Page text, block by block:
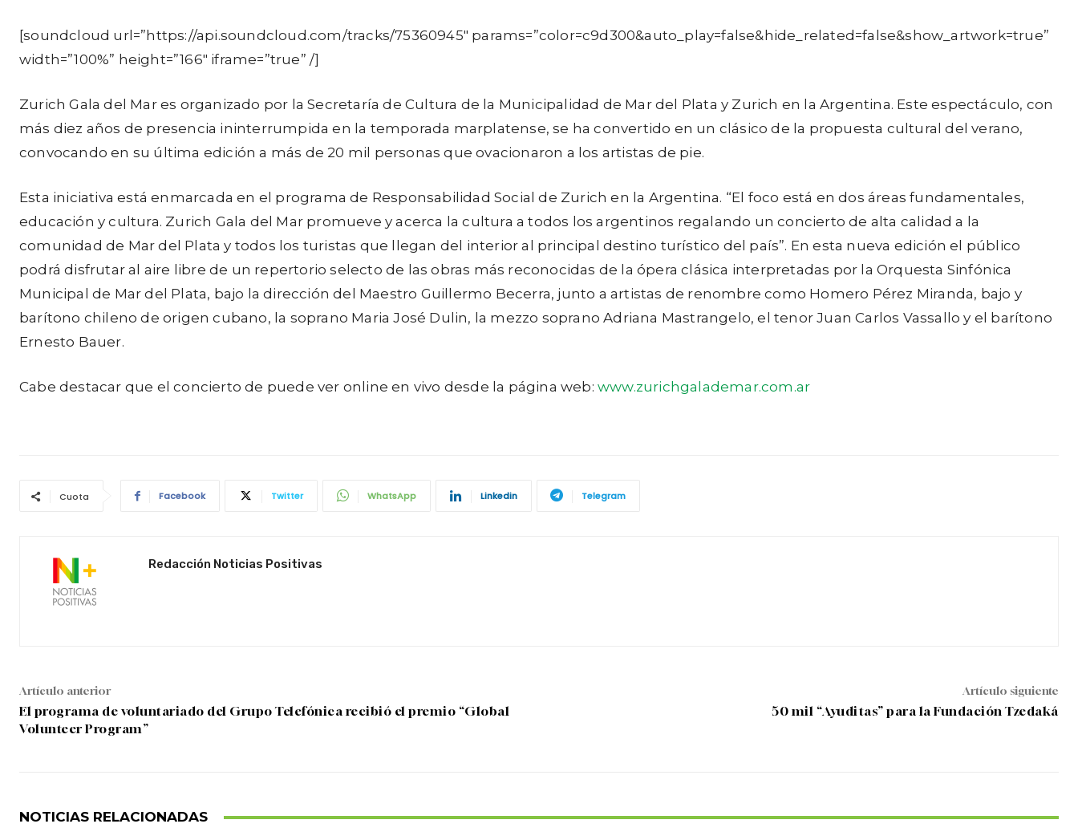
[soundcloud url=”https://api.soundcloud.com/tracks/75360945″ params=”color=c9d300&auto_play=false&hide_related=false&show_artwork=true”
width=”100%” height=”166″ iframe=”true” /]
Zurich Gala del Mar es organizado por la Secretaría de Cultura de la Municipalidad de Mar del Plata y Zurich en la Argentina. Este espectáculo, con
más diez años de presencia ininterrumpida en la temporada marplatense, se ha convertido en un clásico de la propuesta cultural del verano,
convocando en su última edición a más de 20 mil personas que ovacionaron a los artistas de pie.
Esta iniciativa está enmarcada en el programa de Responsabilidad Social de Zurich en la Argentina. “El foco está en dos áreas fundamentales,
educación y cultura. Zurich Gala del Mar promueve y acerca la cultura a todos los argentinos regalando un concierto de alta calidad a la
comunidad de Mar del Plata y todos los turistas que llegan del interior al principal destino turístico del país”. En esta nueva edición el público
podrá disfrutar al aire libre de un repertorio selecto de las obras más reconocidas de la ópera clásica interpretadas por la Orquesta Sinfónica
Municipal de Mar del Plata, bajo la dirección del Maestro Guillermo Becerra, junto a artistas de renombre como Homero Pérez Miranda, bajo y
barítono chileno de origen cubano, la soprano Maria José Dulin, la mezzo soprano Adriana Mastrangelo, el tenor Juan Carlos Vassallo y el barítono
Ernesto Bauer.
Cabe destacar que el concierto de puede ver online en vivo desde la página web:www.zurichgalademar.com.ar
Cuota Facebook Twitter WhatsApp Linkedin Telegram
Redacción Noticias Positivas
Artículo anterior
El programa de voluntariado del Grupo Telefónica recibió el premio “Global
Volunteer Program”
Artículo siguiente
50 mil “Ayuditas” para la Fundación Tzedaká
NOTICIAS RELACIONADAS